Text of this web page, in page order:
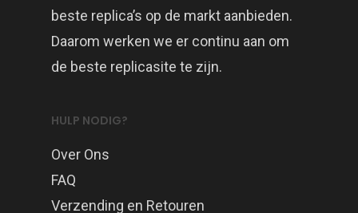
beste replica’s op de markt aanbieden.
Daarom werken we er continu aan om
de beste replicasite te zijn.
HULP NODIG?
Over Ons
FAQ
Verzending en Retouren